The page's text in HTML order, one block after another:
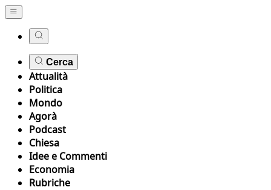
Cerca
Attualità
Politica
Mondo
Agorà
Podcast
Chiesa
Idee e Commenti
Economia
Rubriche